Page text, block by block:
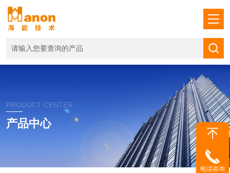
PRODUCT CENTER
产品中心
电话咨询